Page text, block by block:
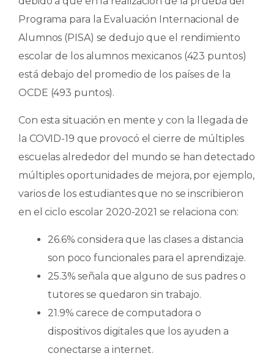
Programa para la Evaluación Internacional de
Alumnos (PISA) se dedujo que el rendimiento
escolar de los alumnos mexicanos (423 puntos)
está debajo del promedio de los países de la
OCDE (493 puntos).
Con esta situación en mente y con la llegada de
la COVID-19 que provocó el cierre de múltiples
escuelas alrededor del mundo se han detectado
múltiples oportunidades de mejora, por ejemplo,
varios de los estudiantes que no se inscribieron
en el ciclo escolar 2020-2021 se relaciona con:
26.6% considera que las clases a distancia
son poco funcionales para el aprendizaje.
25.3% señala que alguno de sus padres o
tutores se quedaron sin trabajo.
21.9% carece de computadora o
dispositivos digitales que los ayuden a
conectarse a internet.